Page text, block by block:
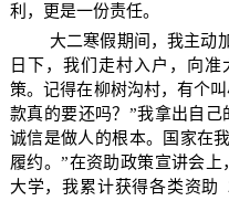
利，更是一份责任。
大二寒假期间，我主动
日下，我们走村入户，向
策。记得在柳树沟村，有个
款真的要还吗？”我拿出自己
诚信是做人的根本。国家在
履约。”在资助政策宣讲会上
大学，我累计获得各类资助